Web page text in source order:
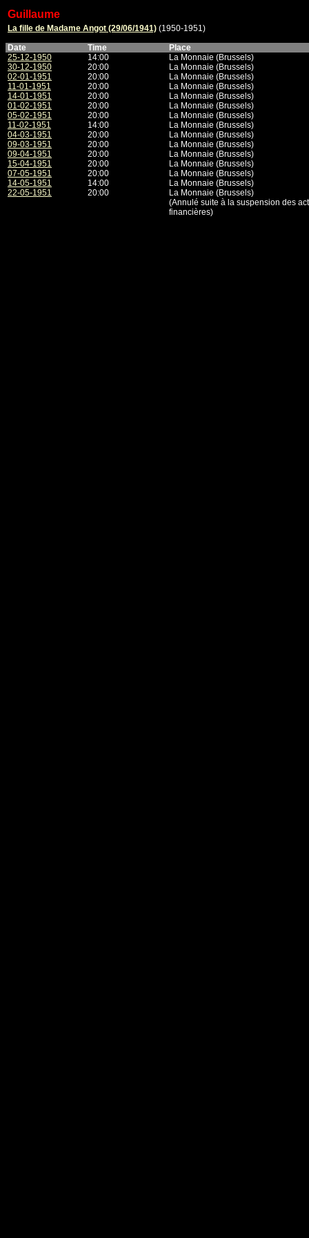
Guillaume
La fille de Madame Angot (29/06/1941) (1950-1951)
Date
Time
Place
25-12-1950
14:00
La Monnaie (Brussels)
30-12-1950
20:00
La Monnaie (Brussels)
02-01-1951
20:00
La Monnaie (Brussels)
11-01-1951
20:00
La Monnaie (Brussels)
14-01-1951
20:00
La Monnaie (Brussels)
01-02-1951
20:00
La Monnaie (Brussels)
05-02-1951
20:00
La Monnaie (Brussels)
11-02-1951
14:00
La Monnaie (Brussels)
04-03-1951
20:00
La Monnaie (Brussels)
09-03-1951
20:00
La Monnaie (Brussels)
09-04-1951
20:00
La Monnaie (Brussels)
15-04-1951
20:00
La Monnaie (Brussels)
07-05-1951
20:00
La Monnaie (Brussels)
14-05-1951
14:00
La Monnaie (Brussels)
22-05-1951
20:00
La Monnaie (Brussels)
(Annulé suite à la suspension des
financières)